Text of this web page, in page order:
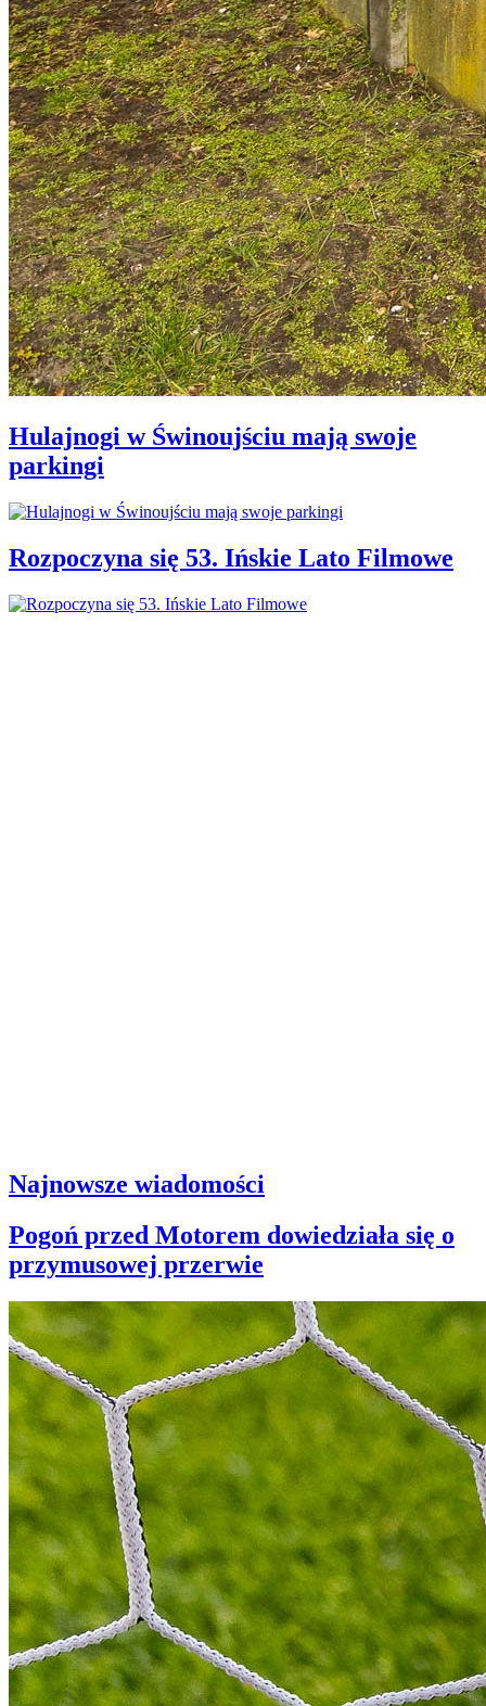
Hulajnogi w Świnoujściu mają swoje
parkingi
Rozpoczyna się 53. Ińskie Lato Filmowe
Najnowsze wiadomości
Pogoń przed Motorem dowiedziała się o
przymusowej przerwie